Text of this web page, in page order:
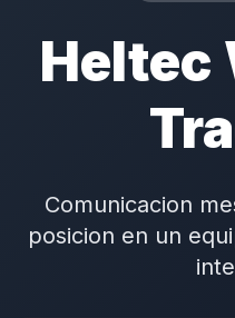
Heltec
Comunicacion
posicion en un